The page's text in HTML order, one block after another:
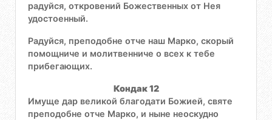
радуйся, откровений Божественных от Нея
удостоенный.
Радуйся, преподобне отче наш Марко, скорый
помощниче и молитвенниче о всех к тебе
прибегающих.
Кондак 12
Имуще дар великой благодати Божией, святе
преподобне отче Марко, и ныне неоскудно